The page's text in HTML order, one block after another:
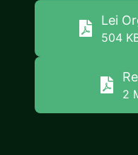
Lei
504
2